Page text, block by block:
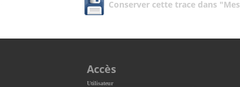
Conserver cette trace dans
Accès
Utilisateur